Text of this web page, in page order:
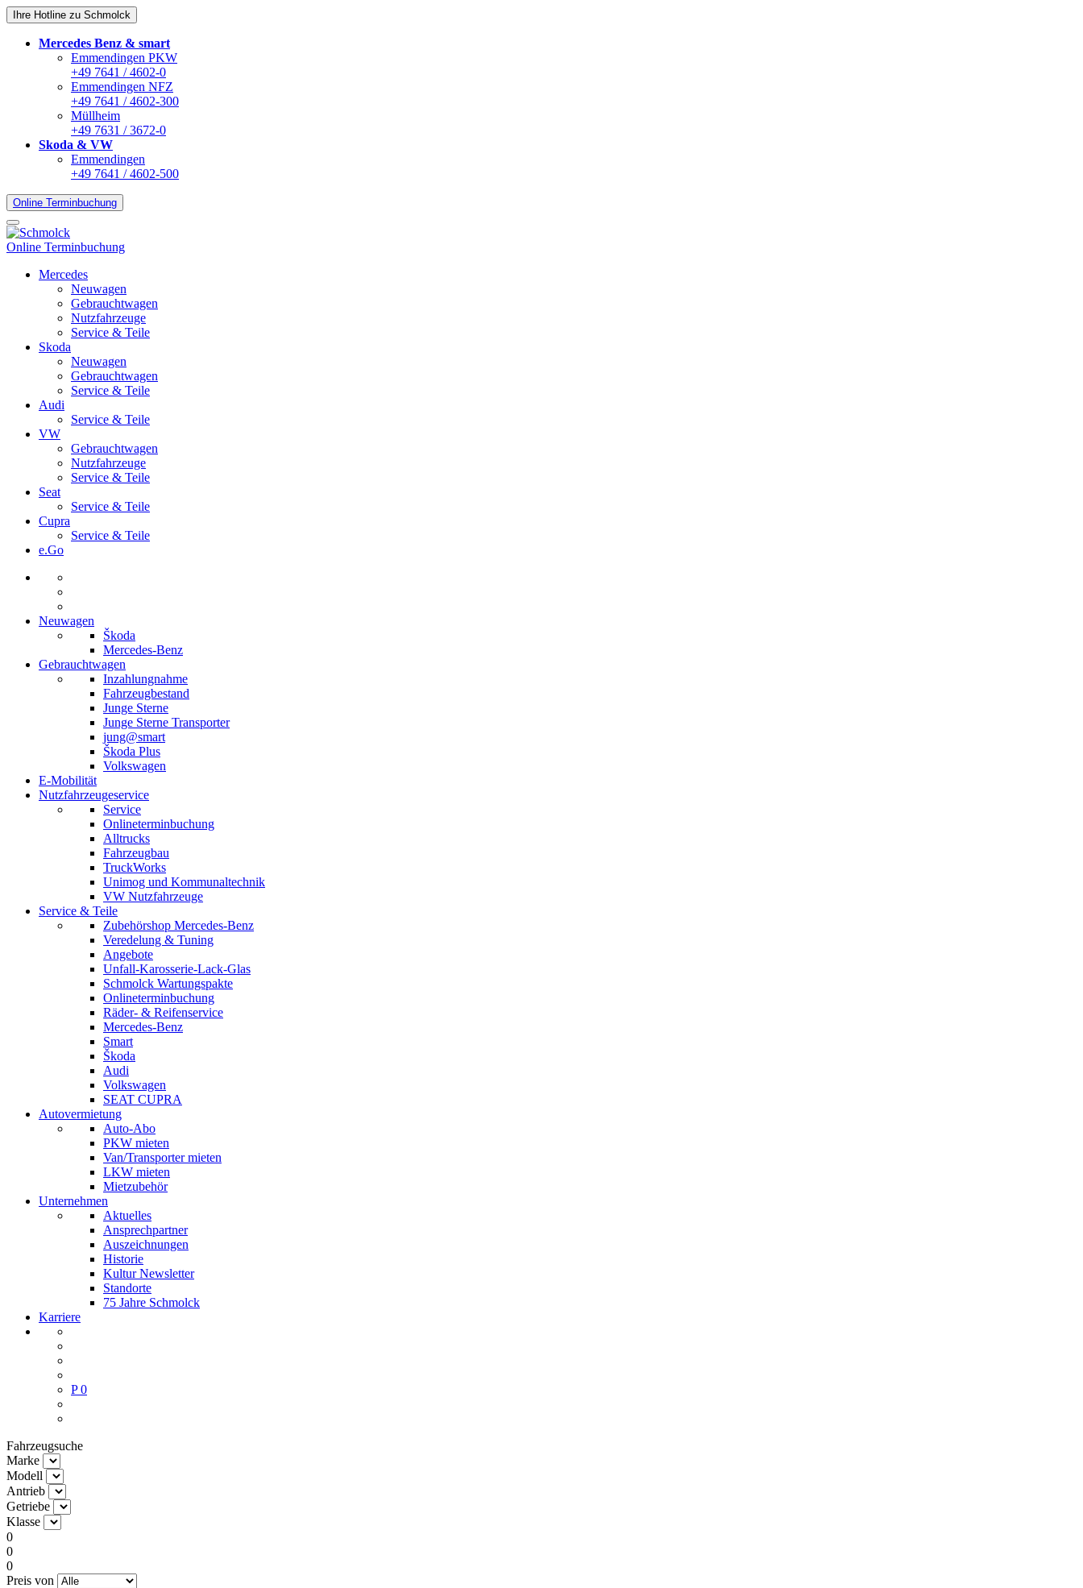
Ihre Hotline zu Schmolck
Mercedes Benz & smart
Emmendingen PKW
+49 7641 / 4602-0
Emmendingen NFZ
+49 7641 / 4602-300
Müllheim
+49 7631 / 3672-0
Skoda & VW
Emmendingen
+49 7641 / 4602-500
Online Terminbuchung
Online Terminbuchung
Mercedes
Neuwagen
Gebrauchtwagen
Nutzfahrzeuge
Service & Teile
Skoda
Neuwagen
Gebrauchtwagen
Service & Teile
Audi
Service & Teile
VW
Gebrauchtwagen
Nutzfahrzeuge
Service & Teile
Seat
Service & Teile
Cupra
Service & Teile
e.Go
Neuwagen
Škoda
Mercedes-Benz
Gebrauchtwagen
Inzahlungnahme
Fahrzeugbestand
Junge Sterne
Junge Sterne Transporter
jung@smart
Škoda Plus
Volkswagen
E-Mobilität
Nutzfahrzeugeservice
Service
Onlineterminbuchung
Alltrucks
Fahrzeugbau
TruckWorks
Unimog und Kommunaltechnik
VW Nutzfahrzeuge
Service & Teile
Zubehörshop Mercedes-Benz
Veredelung & Tuning
Angebote
Unfall-Karosserie-Lack-Glas
Schmolck Wartungspakte
Onlineterminbuchung
Räder- & Reifenservice
Mercedes-Benz
Smart
Škoda
Audi
Volkswagen
SEAT CUPRA
Autovermietung
Auto-Abo
PKW mieten
Van/Transporter mieten
LKW mieten
Mietzubehör
Unternehmen
Aktuelles
Ansprechpartner
Auszeichnungen
Historie
Kultur Newsletter
Standorte
75 Jahre Schmolck
Karriere
P 0
Fahrzeugsuche
Marke
Modell
Antrieb
Getriebe
Klasse
0
0
0
Preis von